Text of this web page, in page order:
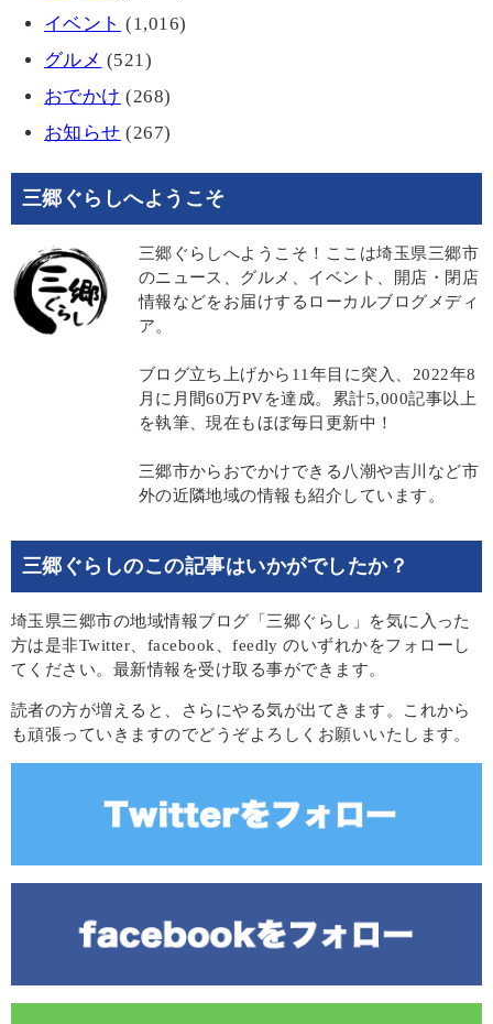
イベント (1,016)
グルメ (521)
おでかけ (268)
お知らせ (267)
三郷ぐらしへようこそ
三郷ぐらしへようこそ！ここは埼玉県三郷市
のニュース、グルメ、イベント、開店・閉店
情報などをお届けするローカルブログメディ
ア。
ブログ立ち上げから11年目に突入、2022年8
月に月間60万PVを達成。累計5,000記事以上
を執筆、現在もほぼ毎日更新中！
三郷市からおでかけできる八潮や吉川など市
外の近隣地域の情報も紹介しています。
三郷ぐらしのこの記事はいかがでしたか？
埼玉県三郷市の地域情報ブログ「三郷ぐらし」を気に入った
方は是非Twitter、facebook、feedly のいずれかをフォローし
てください。最新情報を受け取る事ができます。
読者の方が増えると、さらにやる気が出てきます。これから
も頑張っていきますのでどうぞよろしくお願いいたします。